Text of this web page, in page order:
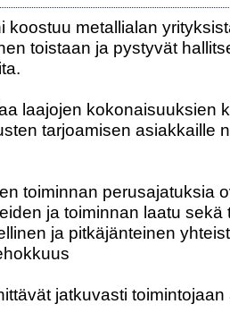
koostuu metallialan
toistaan ja pystyvät
laajojen kokonaisuuksien
tarjoamisen asiakkaille
toiminnan perusajatuksia
ja toiminnan laatu sekä
ja pitkäjänteinen
jatkuvasti